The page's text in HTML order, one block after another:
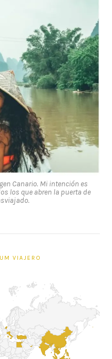
Canario. Mi intención es
los que abren la puerta de
VIAJERO